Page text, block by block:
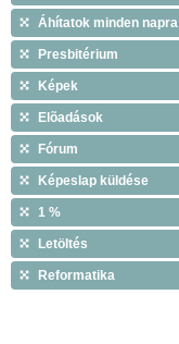
Áhítatok minden napra
Presbitérium
Képek
Elõadások
Fórum
Képeslap küldése
1 %
Letöltés
Reformatika